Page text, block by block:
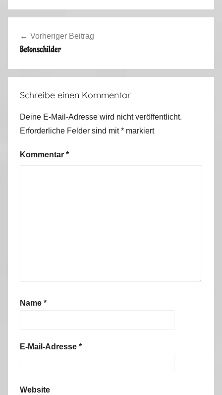
Vorheriger Beitrag
Betonschilder
Schreibe einen Kommentar
Deine E-Mail-Adresse wird nicht veröffentlicht.
Erforderliche Felder sind mit* markiert
Kommentar *
Name *
E-Mail-Adresse *
Website